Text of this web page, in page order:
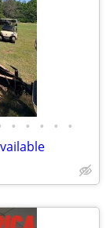
• • • • •